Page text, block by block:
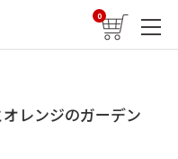
0
オレンジのガーデン